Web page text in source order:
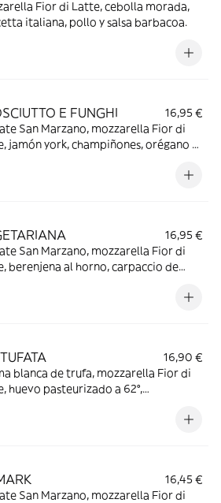
Fior di Latte, cebolla morada,
italiana, pollo y salsa barbacoa.
E FUNGHI
16,95 €
San Marzano, mozzarella Fior di
jamón york, champiñones, orégano y
16,95 €
San Marzano, mozzarella Fior di
berenjena al horno, carpaccio de
16,90 €
blanca de trufa, mozzarella Fior di
huevo pasteurizado a 62°,
16,45 €
San Marzano, mozzarella Fior di